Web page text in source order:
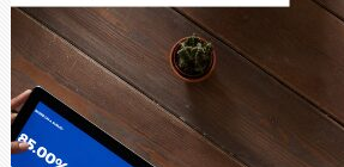
Avia 2は、2種類の
× 80°のノーマル
ードを切り替えて